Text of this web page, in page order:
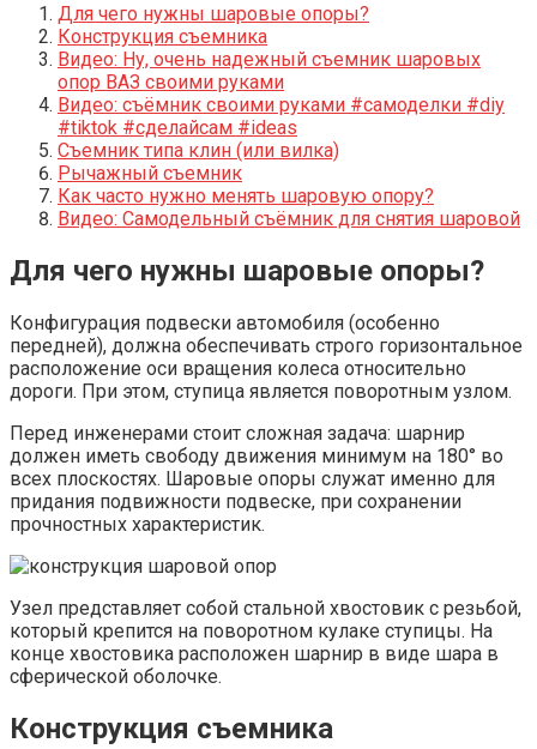
Для чего нужны шаровые опоры?
Конструкция съемника
Видео: Ну, очень надежный съемник шаровых
опор ВАЗ своими руками
Видео: съёмник своими руками #самоделки #diy
#tiktok #сделайсам #ideas
Съемник типа клин (или вилка)
Рычажный съемник
Как часто нужно менять шаровую опору?
Видео: Самодельный съёмник для снятия шаровой
Для чего нужны шаровые опоры?
Конфигурация подвески автомобиля (особенно
передней), должна обеспечивать строго горизонтальное
расположение оси вращения колеса относительно
дороги. При этом, ступица является поворотным узлом.
Перед инженерами стоит сложная задача: шарнир
должен иметь свободу движения минимум на 180° во
всех плоскостях. Шаровые опоры служат именно для
придания подвижности подвеске, при сохранении
прочностных характеристик.
Узел представляет собой стальной хвостовик с резьбой,
который крепится на поворотном кулаке ступицы. На
конце хвостовика расположен шарнир в виде шара в
сферической оболочке.
Конструкция съемника